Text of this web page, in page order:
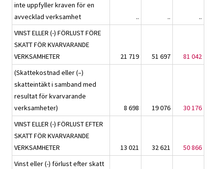
inte uppfyller kraven för en
avvecklad verksamhet
.. ..
..
VINST ELLER (-) FÖRLUST FÖRE
SKATT FÖR KVARVARANDE
VERKSAMHETER
21 719 51 697
81 042
(Skattekostnad eller (–)
skatteintäkt i samband med
resultat för kvarvarande
verksamheter)
8 698 19 076
30 176
VINST ELLER (-) FÖRLUST EFTER
SKATT FÖR KVARVARANDE
VERKSAMHETER
13 021 32 621
50 866
Vinst eller (-) förlust efter skatt